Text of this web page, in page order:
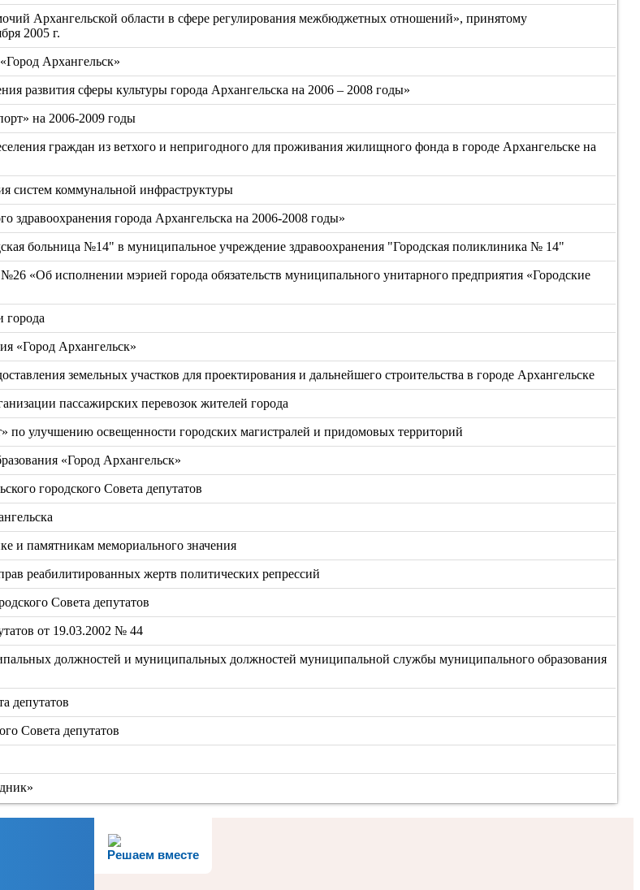
Архангельской области в сфере регулирования межбюджетных отношений», принятому
2005 г.
Архангельск»
развития сферы культуры города Архангельска на 2006 – 2008 годы»
на 2006-2009 годы
граждан из ветхого и непригодного для проживания жилищного фонда в городе Архангельске на
систем коммунальной инфраструктуры
города Архангельска на 2006-2008 годы»
больница №14" в муниципальное учреждение здравоохранения "Городская поликлиника № 14"
«Об исполнении мэрией города обязательств муниципального унитарного предприятия «Городские
города
«Город Архангельск»
земельных участков для проектирования и дальнейшего строительства в городе Архангельске
пассажирских перевозок жителей города
по улучшению освещенности городских магистралей и придомовых территорий
«Город Архангельск»
городского Совета депутатов
и памятникам мемориального значения
реабилитированных жертв политических репрессий
Совета депутатов
от 19.03.2002 № 44
должностей и муниципальных должностей муниципальной службы муниципального образования
депутатов
Совета депутатов
Решаем вместе